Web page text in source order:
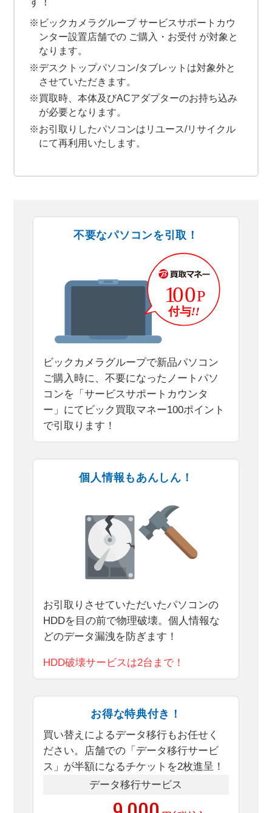
※ビックカメラグループ サービスサポートカウ
ンター設置店舗での ご購入・お受付 が対象と
なります。
※デスクトップパソコン/タブレットは対象外と
させていただきます。
※買取時、本体及びACアダプターのお持ち込み
が必要となります。
※お引取りしたパソコンはリユース/リサイクル
にて再利用いたします。
不要なパソコンを引取！
ビックカメラグループで新品パソコン
ご購入時に、不要になったノートパソ
コンを「サービスサポートカウンタ
ー」にてビック買取マネー100ポイント
で引取ります！
個人情報もあんしん！
お引取りさせていただいたパソコンの
HDDを目の前で物理破壊。個人情報な
どのデータ漏洩を防ぎます！
HDD破壊サービスは2台まで！
お得な特典付き！
買い替えによるデータ移行もお任せく
ださい。店舗での「データ移行サービ
ス」が半額になるチケットを2枚進呈！
データ移行サービス